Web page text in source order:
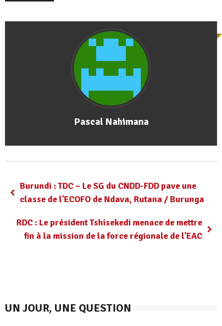
Pascal Nahimana
Burundi : TDC – Le SG du CNDD-FDD pave une
classe de l’ECOFO de Ndava, Rutana / Burunga
RDC : Le président Tshisekedi menace de mettre
fin à la mission de la force régionale de l’EAC
UN JOUR, UNE QUESTION